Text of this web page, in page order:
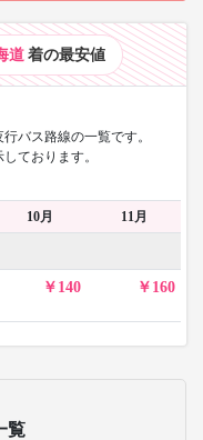
道 着の最安値
バス路線の一覧です。
ております。
10月 11月
140 160
覧